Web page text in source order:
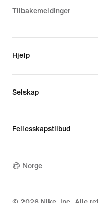
Tilbakemeldinger
Hjelp
Selskap
Fellesskapstilbud
Norge